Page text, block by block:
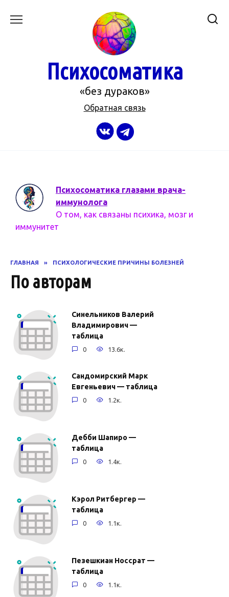
Психосоматика
«без дураков»
Обратная связь
Психосоматика глазами врача-
иммунолога
О том, как связаны психика, мозг и
иммунитет
ГЛАВНАЯ » ПСИХОЛОГИЧЕСКИЕ ПРИЧИНЫ БОЛЕЗНЕЙ
По авторам
Синельников Валерий
Владимирович —
таблица
0 13.6к.
Сандомирский Марк
Евгеньевич — таблица
0 1.2к.
Дебби Шапиро —
таблица
0 1.4к.
Кэрол Ритбергер —
таблица
0 1.1к.
Пезешкиан Носсрат —
таблица
0 1.1к.